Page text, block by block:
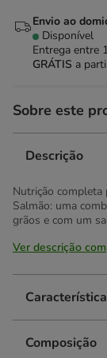
Envio ao
Disponível
Entrega entre
GRÁTIS a
Sobre este
Descrição
Nutrição completa
Salmão: uma
grãos e com um
Ver descrição
Composição